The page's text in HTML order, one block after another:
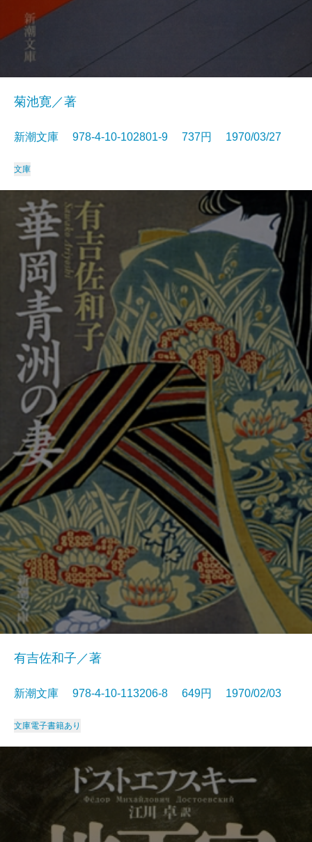
菊池寛／著
新潮文庫 978-4-10-102801-9 737円 1970/03/27
文庫
有吉佐和子／著
新潮文庫 978-4-10-113206-8 649円 1970/02/03
文庫電子書籍あり